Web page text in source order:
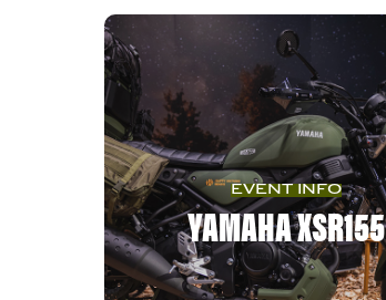
EVENT INFO
YAMAHA XSR155